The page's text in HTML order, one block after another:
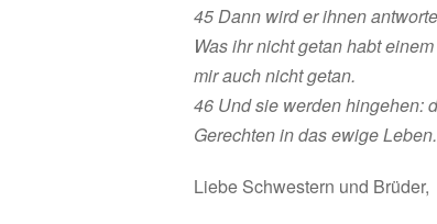
45 Dann wird er ihnen
Was ihr nicht getan habt
mir auch nicht getan.
46 Und sie werden hingehen:
Gerechten in das ewige Leben.
Liebe Schwestern und Brüder,